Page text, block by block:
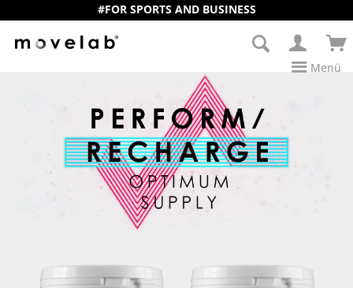
#FOR SPORTS AND BUSINESS
Menü